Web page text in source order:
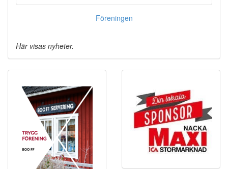
Föreningen
Här visas nyheter.